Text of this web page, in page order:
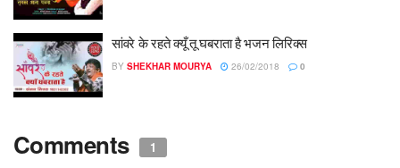
सांवरे के रहते क्यूँ तू घबराता है भजन लिरिक्स
BY SHEKHAR MOURYA 26/02/2018 0
Comments 1